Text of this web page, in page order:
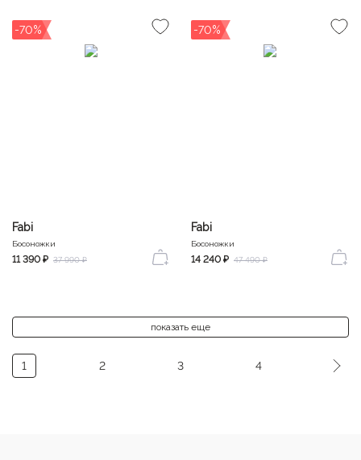
-70%
Fabi
Босоножки
11 390 ₽ 37 990 ₽
-70%
Fabi
Босоножки
14 240 ₽ 47 490 ₽
показать еще
1 2 3 4